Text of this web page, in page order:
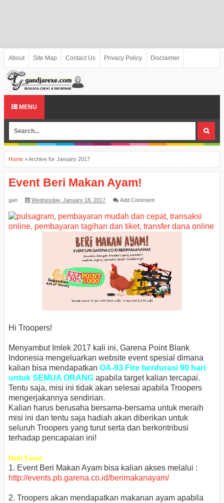
About Site Map Contact Us Privacy Policy Disclaimer
MENU
Home »Archive for January 2017
Event Beri Makan Ayam!
gan Wednesday, January 18, 2017 Add Comment
Hi Troopers!
Menyambut Imlek 2017 kali ini, Garena Point Blank
Indonesia mengeluarkan website event spesial dimana
kalian bisa mendapatkan OA-93 Fire berdurasi 90 hari
untuk SEMUA ORANG apabila target kalian tercapai.
Tentu saja, misi ini tidak akan selesai apabila Troopers
mengerjakannya sendirian.
Kalian harus berusaha bersama-bersama untuk meraih
misi ini dan tentu saja hadiah akan diberikan untuk
seluruh Troopers yang turut serta dan berkontribusi
terhadap pencapaian ini!
Detil Event
1. Event Beri Makan Ayam bisa kalian akses melalui :
http://events.pb.garena.co.id/berimakanayam/
2. Troopers akan mendapatkan makanan ayam apabila